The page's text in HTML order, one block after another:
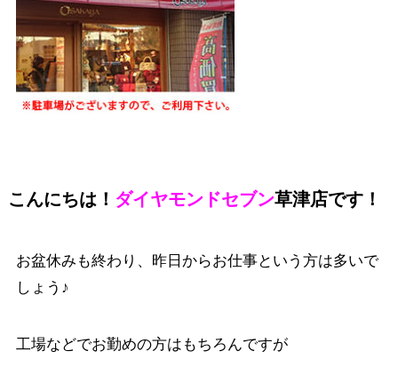
こんにちは！ ダイヤモンドセブン草津店です！
お盆休みも終わり、昨日からお仕事という方は多いで
しょう♪
工場などでお勤めの方はもちろんですが